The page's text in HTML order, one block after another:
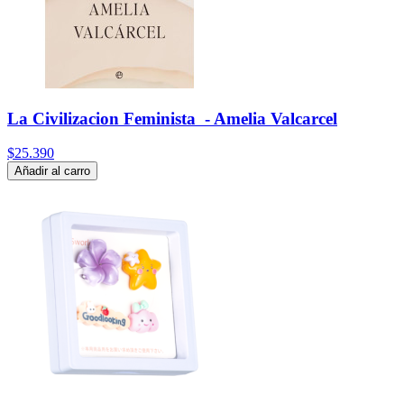
La Civilizacion Feminista - Amelia Valcarcel
$25.390
Añadir al carro